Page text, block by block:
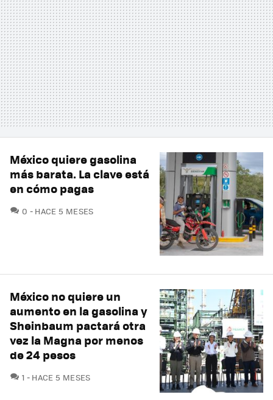
México quiere gasolina
más barata. La clave está
en cómo pagas
0 COMENTARIOS
HACE 5 MESES
México no quiere un
aumento en la gasolina y
Sheinbaum pactará otra
vez la Magna por menos
de 24 pesos
1 COMENTARIOS
HACE 5 MESES